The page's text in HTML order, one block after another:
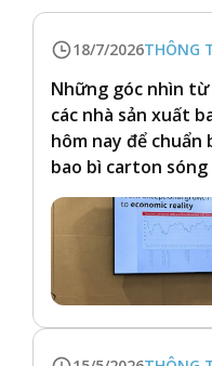
18/7/2026THÔNG
Những góc nhìn từ
các nhà sản xuất
hôm nay để chuẩn
bao bì carton sóng